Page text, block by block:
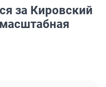
за Кировский